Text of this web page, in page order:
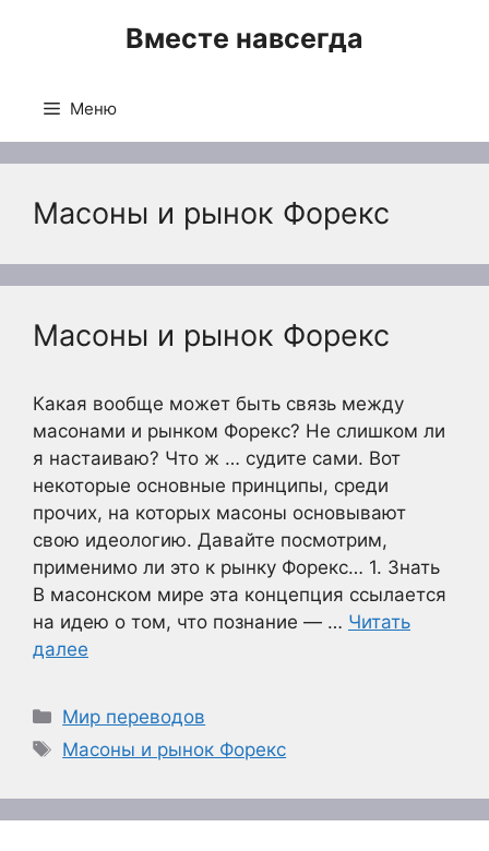
Вместе навсегда
Меню
Масоны и рынок Форекс
Масоны и рынок Форекс
Какая вообще может быть связь между
масонами и рынком Форекс? Не слишком ли
я настаиваю? Что ж … судите сами. Вот
некоторые основные принципы, среди
прочих, на которых масоны основывают
свою идеологию. Давайте посмотрим,
применимо ли это к рынку Форекс… 1. Знать
В масонском мире эта концепция ссылается
на идею о том, что познание — … Читать
далее
Рубрики
Мир переводов
Метки
Масоны и рынок Форекс